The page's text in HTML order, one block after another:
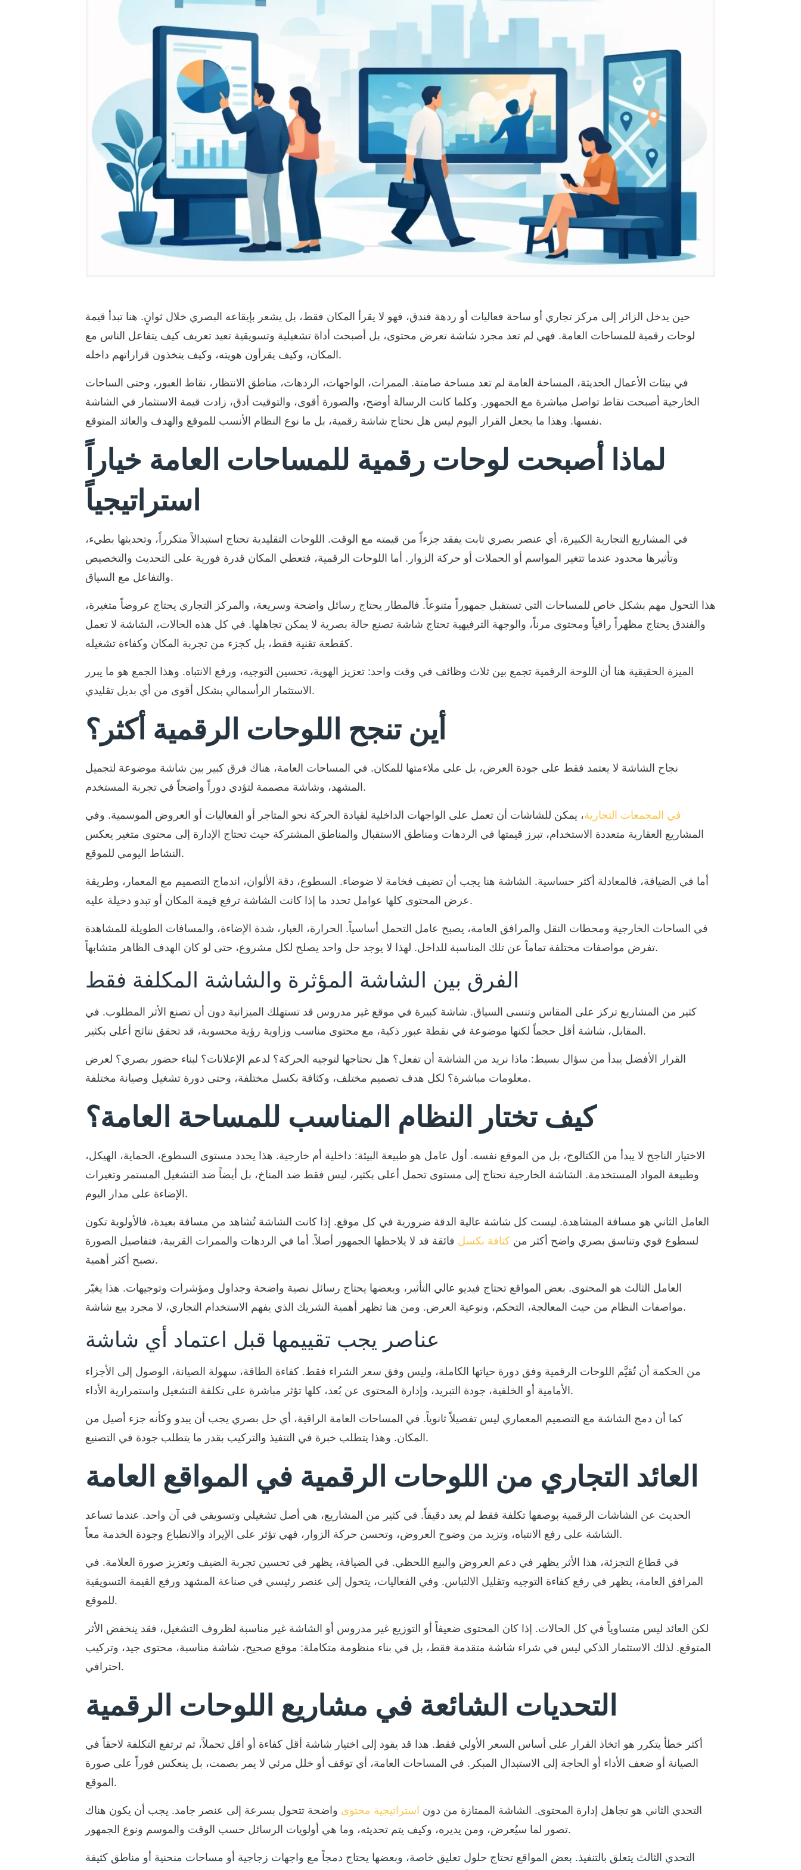
حين يدخل الزائر إلى مركز تجاري أو ساحة فعاليات أو ردهة فندق، فهو لا يقرأ المكان فقط، بل يشعر بإيقاعه البصري خلال ثوانٍ. هنا تبدأ قيمة
لوحات رقمية للمساحات العامة. فهي لم تعد مجرد شاشة تعرض محتوى، بل أصبحت أداة تشغيلية وتسويقية تعيد تعريف كيف يتفاعل الناس مع
المكان، وكيف يقرأون هويته، وكيف يتخذون قراراتهم داخله.
في بيئات الأعمال الحديثة، المساحة العامة لم تعد مساحة صامتة. الممرات، الواجهات، الردهات، مناطق الانتظار، نقاط العبور، وحتى الساحات
الخارجية أصبحت نقاط تواصل مباشرة مع الجمهور. وكلما كانت الرسالة أوضح، والصورة أقوى، والتوقيت أدق، زادت قيمة الاستثمار في الشاشة
نفسها. وهذا ما يجعل القرار اليوم ليس هل نحتاج شاشة رقمية، بل ما نوع النظام الأنسب للموقع والهدف والعائد المتوقع.
لماذا أصبحت لوحات رقمية للمساحات العامة خياراً
استراتيجياً
في المشاريع التجارية الكبيرة، أي عنصر بصري ثابت يفقد جزءاً من قيمته مع الوقت. اللوحات التقليدية تحتاج استبدالاً متكرراً، وتحديثها بطيء،
وتأثيرها محدود عندما تتغير المواسم أو الحملات أو حركة الزوار. أما اللوحات الرقمية، فتعطي المكان قدرة فورية على التحديث والتخصيص
والتفاعل مع السياق.
هذا التحول مهم بشكل خاص للمساحات التي تستقبل جمهوراً متنوعاً. فالمطار يحتاج رسائل واضحة وسريعة، والمركز التجاري يحتاج عروضاً متغيرة،
والفندق يحتاج مظهراً راقياً ومحتوى مرناً، والوجهة الترفيهية تحتاج شاشة تصنع حالة بصرية لا يمكن تجاهلها. في كل هذه الحالات، الشاشة لا تعمل
كقطعة تقنية فقط، بل كجزء من تجربة المكان وكفاءة تشغيله.
الميزة الحقيقية هنا أن اللوحة الرقمية تجمع بين ثلاث وظائف في وقت واحد: تعزيز الهوية، تحسين التوجيه، ورفع الانتباه. وهذا الجمع هو ما يبرر
الاستثمار الرأسمالي بشكل أقوى من أي بديل تقليدي.
أين تنجح اللوحات الرقمية أكثر؟
نجاح الشاشة لا يعتمد فقط على جودة العرض، بل على ملاءمتها للمكان. في المساحات العامة، هناك فرق كبير بين شاشة موضوعة لتجميل
المشهد، وشاشة مصممة لتؤدي دوراً واضحاً في تجربة المستخدم.
في المجمعات التجارية، يمكن للشاشات أن تعمل على الواجهات الداخلية لقيادة الحركة نحو المتاجر أو الفعاليات أو العروض الموسمية. وفي
المشاريع العقارية متعددة الاستخدام، تبرز قيمتها في الردهات ومناطق الاستقبال والمناطق المشتركة حيث تحتاج الإدارة إلى محتوى متغير يعكس
النشاط اليومي للموقع.
أما في الضيافة، فالمعادلة أكثر حساسية. الشاشة هنا يجب أن تضيف فخامة لا ضوضاء. السطوع، دقة الألوان، اندماج التصميم مع المعمار، وطريقة
عرض المحتوى كلها عوامل تحدد ما إذا كانت الشاشة ترفع قيمة المكان أو تبدو دخيلة عليه.
في الساحات الخارجية ومحطات النقل والمرافق العامة، يصبح عامل التحمل أساسياً. الحرارة، الغبار، شدة الإضاءة، والمسافات الطويلة للمشاهدة
تفرض مواصفات مختلفة تماماً عن تلك المناسبة للداخل. لهذا لا يوجد حل واحد يصلح لكل مشروع، حتى لو كان الهدف الظاهر متشابهاً.
الفرق بين الشاشة المؤثرة والشاشة المكلفة فقط
كثير من المشاريع تركز على المقاس وتنسى السياق. شاشة كبيرة في موقع غير مدروس قد تستهلك الميزانية دون أن تصنع الأثر المطلوب. في
المقابل، شاشة أقل حجماً لكنها موضوعة في نقطة عبور ذكية، مع محتوى مناسب وزاوية رؤية محسوبة، قد تحقق نتائج أعلى بكثير.
القرار الأفضل يبدأ من سؤال بسيط: ماذا نريد من الشاشة أن تفعل؟ هل نحتاجها لتوجيه الحركة؟ لدعم الإعلانات؟ لبناء حضور بصري؟ لعرض
معلومات مباشرة؟ لكل هدف تصميم مختلف، وكثافة بكسل مختلفة، وحتى دورة تشغيل وصيانة مختلفة.
كيف تختار النظام المناسب للمساحة العامة؟
الاختيار الناجح لا يبدأ من الكتالوج، بل من الموقع نفسه. أول عامل هو طبيعة البيئة: داخلية أم خارجية. هذا يحدد مستوى السطوع، الحماية، الهيكل،
وطبيعة المواد المستخدمة. الشاشة الخارجية تحتاج إلى مستوى تحمل أعلى بكثير، ليس فقط ضد المناخ، بل أيضاً ضد التشغيل المستمر وتغيرات
الإضاءة على مدار اليوم.
العامل الثاني هو مسافة المشاهدة. ليست كل شاشة عالية الدقة ضرورية في كل موقع. إذا كانت الشاشة تُشاهد من مسافة بعيدة، فالأولوية تكون
لسطوع قوي وتناسق بصري واضح أكثر منكثافة بكسل فائقة قد لا يلاحظها الجمهور أصلاً. أما في الردهات والممرات القريبة، فتفاصيل الصورة
تصبح أكثر أهمية.
العامل الثالث هو المحتوى. بعض المواقع تحتاج فيديو عالي التأثير، وبعضها يحتاج رسائل نصية واضحة وجداول ومؤشرات وتوجيهات. هذا يغيّر
مواصفات النظام من حيث المعالجة، التحكم، ونوعية العرض. ومن هنا تظهر أهمية الشريك الذي يفهم الاستخدام التجاري، لا مجرد بيع شاشة.
عناصر يجب تقييمها قبل اعتماد أي شاشة
من الحكمة أن تُقيَّم اللوحات الرقمية وفق دورة حياتها الكاملة، وليس وفق سعر الشراء فقط. كفاءة الطاقة، سهولة الصيانة، الوصول إلى الأجزاء
الأمامية أو الخلفية، جودة التبريد، وإدارة المحتوى عن بُعد، كلها تؤثر مباشرة على تكلفة التشغيل واستمرارية الأداء.
كما أن دمج الشاشة مع التصميم المعماري ليس تفصيلاً ثانوياً. في المساحات العامة الراقية، أي حل بصري يجب أن يبدو وكأنه جزء أصيل من
المكان. وهذا يتطلب خبرة في التنفيذ والتركيب بقدر ما يتطلب جودة في التصنيع.
العائد التجاري من اللوحات الرقمية في المواقع العامة
الحديث عن الشاشات الرقمية بوصفها تكلفة فقط لم يعد دقيقاً. في كثير من المشاريع، هي أصل تشغيلي وتسويقي في آن واحد. عندما تساعد
الشاشة على رفع الانتباه، وتزيد من وضوح العروض، وتحسن حركة الزوار، فهي تؤثر على الإيراد والانطباع وجودة الخدمة معاً.
في قطاع التجزئة، هذا الأثر يظهر في دعم العروض والبيع اللحظي. في الضيافة، يظهر في تحسين تجربة الضيف وتعزيز صورة العلامة. في
المرافق العامة، يظهر في رفع كفاءة التوجيه وتقليل الالتباس. وفي الفعاليات، يتحول إلى عنصر رئيسي في صناعة المشهد ورفع القيمة التسويقية
للموقع.
لكن العائد ليس متساوياً في كل الحالات. إذا كان المحتوى ضعيفاً أو التوزيع غير مدروس أو الشاشة غير مناسبة لظروف التشغيل، فقد ينخفض الأثر
المتوقع. لذلك الاستثمار الذكي ليس في شراء شاشة متقدمة فقط، بل في بناء منظومة متكاملة: موقع صحيح، شاشة مناسبة، محتوى جيد، وتركيب
احترافي.
التحديات الشائعة في مشاريع اللوحات الرقمية
أكثر خطأ يتكرر هو اتخاذ القرار على أساس السعر الأولي فقط. هذا قد يقود إلى اختيار شاشة أقل كفاءة أو أقل تحملاً، ثم ترتفع التكلفة لاحقاً في
الصيانة أو ضعف الأداء أو الحاجة إلى الاستبدال المبكر. في المساحات العامة، أي توقف أو خلل مرئي لا يمر بصمت، بل ينعكس فوراً على صورة
الموقع.
التحدي الثاني هو تجاهل إدارة المحتوى. الشاشة الممتازة من دون استراتيجية محتوى واضحة تتحول بسرعة إلى عنصر جامد. يجب أن يكون هناك
تصور لما سيُعرض، ومن يديره، وكيف يتم تحديثه، وما هي أولويات الرسائل حسب الوقت والموسم ونوع الجمهور.
التحدي الثالث يتعلق بالتنفيذ. بعض المواقع تحتاج حلول تعليق خاصة، وبعضها يحتاج دمجاً مع واجهات زجاجية أو مساحات منحنية أو مناطق كثيفة